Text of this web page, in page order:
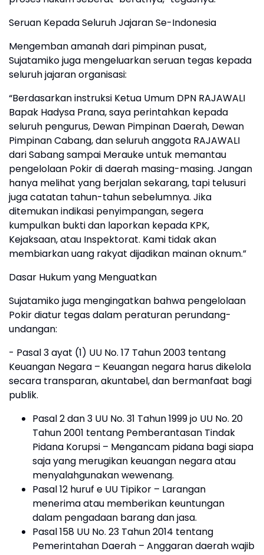
Seruan Kepada Seluruh Jajaran Se-Indonesia
Mengemban amanah dari pimpinan pusat,
Sujatamiko juga mengeluarkan seruan tegas kepada
seluruh jajaran organisasi:
“Berdasarkan instruksi Ketua Umum DPN RAJAWALI
Bapak Hadysa Prana, saya perintahkan kepada
seluruh pengurus, Dewan Pimpinan Daerah, Dewan
Pimpinan Cabang, dan seluruh anggota RAJAWALI
dari Sabang sampai Merauke untuk memantau
pengelolaan Pokir di daerah masing-masing. Jangan
hanya melihat yang berjalan sekarang, tapi telusuri
juga catatan tahun-tahun sebelumnya. Jika
ditemukan indikasi penyimpangan, segera
kumpulkan bukti dan laporkan kepada KPK,
Kejaksaan, atau Inspektorat. Kami tidak akan
membiarkan uang rakyat dijadikan mainan oknum.”
Dasar Hukum yang Menguatkan
Sujatamiko juga mengingatkan bahwa pengelolaan
Pokir diatur tegas dalam peraturan perundang-
undangan:
- Pasal 3 ayat (1) UU No. 17 Tahun 2003 tentang
Keuangan Negara – Keuangan negara harus dikelola
secara transparan, akuntabel, dan bermanfaat bagi
publik.
Pasal 2 dan 3 UU No. 31 Tahun 1999 jo UU No. 20
Tahun 2001 tentang Pemberantasan Tindak
Pidana Korupsi – Mengancam pidana bagi siapa
saja yang merugikan keuangan negara atau
menyalahgunakan wewenang.
Pasal 12 huruf e UU Tipikor – Larangan
menerima atau memberikan keuntungan
dalam pengadaan barang dan jasa.
Pasal 158 UU No. 23 Tahun 2014 tentang
Pemerintahan Daerah – Anggaran daerah wajib